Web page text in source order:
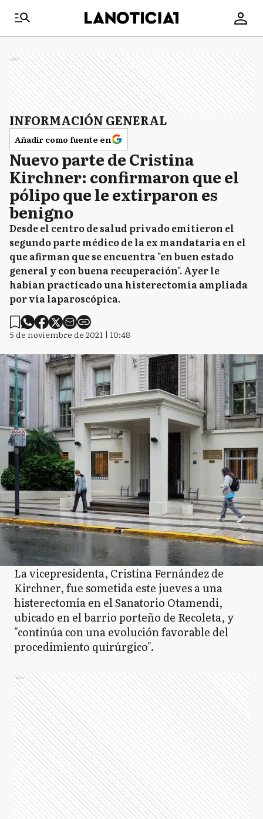
Ads
INFORMACIÓN GENERAL
Añadir como fuente en
Nuevo parte de Cristina
Kirchner: confirmaron que el
pólipo que le extirparon es
benigno
Desde el centro de salud privado emitieron el
segundo parte médico de la ex mandataria en el
que afirman que se encuentra "en buen estado
general y con buena recuperación". Ayer le
habían practicado una histerectomía ampliada
por vía laparoscópica.
5 de noviembre de 2021 | 10:48
La vicepresidenta, Cristina Fernández de
Kirchner, fue sometida este jueves a una
histerectomía en el Sanatorio Otamendi,
ubicado en el barrio porteño de Recoleta, y
"continúa con una evolución favorable del
procedimiento quirúrgico".
Ads